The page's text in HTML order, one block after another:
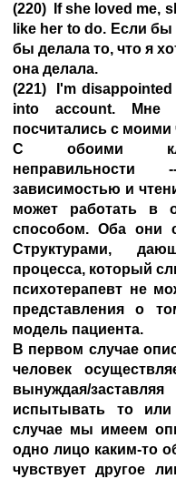
(220) If she loved me,
like her to do. Если
бы делала то, что я
она делала.
(221) I'm
into account.
посчитались с моими
С обоими
неправильности
зависимостью и
может работать в
способом. Оба они
Структурами,
процесса, который
психотерапевт не
представления о
модель пациента.
В первом случае
человек
вынуждая/
испытывать то
случае мы имеем
одно лицо каким-то
чувствует другое